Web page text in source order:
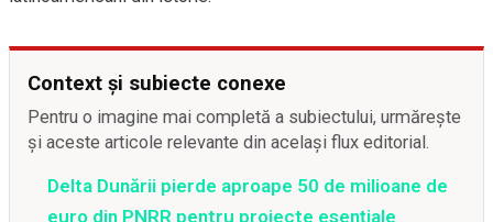
Context și subiecte conexe
Pentru o imagine mai completă a subiectului, urmărește
și aceste articole relevante din același flux editorial.
Delta Dunării pierde aproape 50 de milioane de
euro din PNRR pentru proiecte esențiale